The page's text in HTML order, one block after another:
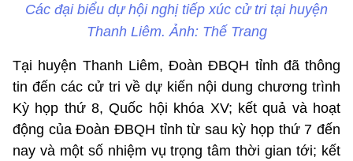
Các đại biểu dự hội nghị tiếp xúc cử tri tại huyện
Thanh Liêm. Ảnh: Thế Trang
Tại huyện Thanh Liêm, Đoàn ĐBQH tỉnh đã thông
tin đến các cử tri về dự kiến nội dung chương trình
Kỳ họp thứ 8, Quốc hội khóa XV; kết quả và hoạt
động của Đoàn ĐBQH tỉnh từ sau kỳ họp thứ 7 đến
nay và một số nhiệm vụ trọng tâm thời gian tới; kết